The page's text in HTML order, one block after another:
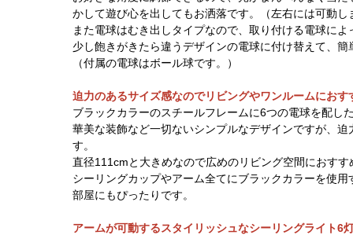
かして遊び心を出してもお洒落です。（左右には可動し
また電球はむき出しタイプなので、取り付ける電球に
少し飽きがきたら違うデザインの電球に付け替えて、
（付属の電球はボール球です。）
迫力のあるサイズ感なのでリビングやワンルームにおす
ブラックカラーのスチールフレームに6つの電球を配し
華美な装飾など一切ないシンプルなデザインですが、
す。
直径111cmと大きめなので広めのリビング空間におすす
シーリングカップやアーム全てにブラックカラーを使
部屋にもぴったりです。
アームが可動するスタイリッシュなシーリングライト6